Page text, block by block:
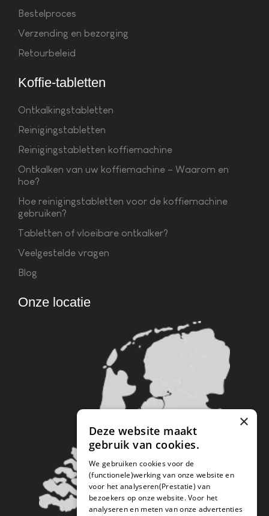
Bestelproces
Verzending en bezorging
Retourbeleid
Koffie-tabletten
Ontkalkingstabletten
Reinigingstabletten
Reinigingstabletten koffiemachine
Ontkalken van uw koffiemachine – Waarom en
hoe?
Hoe reinigingstabletten voor de koffiemachine
gebruiken?
Tabletten of vloeibare ontkalker?
Veelgestelde vragen
Blog
Onze locatie
×
Deze website maakt
gebruik van cookies.
We gebruiken cookies voor de
(functionele)werking van onze website en
voor het analyseren(Prestatie) van
bezoekers op onze website. Voor het
analyseren en meten van onze advertenties